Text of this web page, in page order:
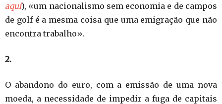
aqui), «um nacionalismo sem economia e de campos
de golf é a mesma coisa que uma emigração que não
encontra trabalho».
2.
O abandono do euro, com a emissão de uma nova
moeda, a necessidade de impedir a fuga de capitais